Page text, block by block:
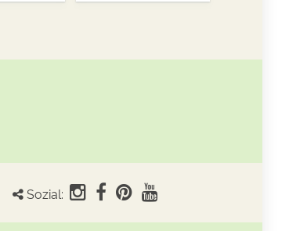
Sozial: